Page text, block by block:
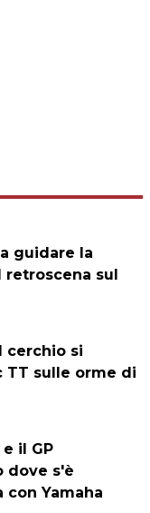
guidare la
retroscena sul
cerchio si
TT sulle orme di
il GP
dove s'è
Yamaha